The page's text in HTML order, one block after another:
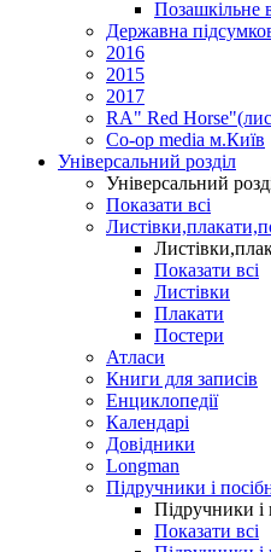
Позашкільне
Державна
2016
2015
2017
RA" Red
Co-op media м.Київ
Універсальний розділ
Універсальний
Показати всі
Показати всі
Листівки
Плакати
Постери
Атласи
Книги для записів
Енциклопедії
Календарі
Довідники
Longman
Підручники і
Підручники і
Показати всі